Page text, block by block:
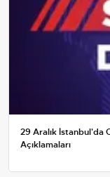
29 Aralık İstanbul'da
Açıklamaları